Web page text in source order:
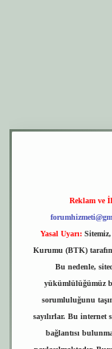
Reklam ve
Yasal Uyarı:
Kurumu (BTK)
Bu nedenle,
yükümlülüğümüz
sorumluluğunu
sayılırlar. Bu
bağlantısı